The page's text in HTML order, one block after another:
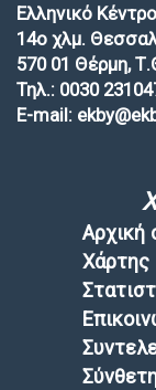
Ελληνικό
14ο χλμ.
570 01 Θέρμη,
Τηλ.: 0030
E-mail:
Αρχική
Χάρτης